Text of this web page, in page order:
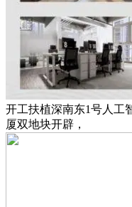
开工扶植深南东1号人工
厦双地块开辟，